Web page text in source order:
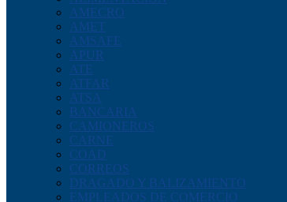
AMECRO
AMET
AMSAFE
APUR
ATE
ATFAR
ATSA
BANCARIA
CAMIONEROS
CARNE
COAD
CORREOS
DRAGADO Y BALIZAMIENTO
EMPLEADOS DE COMERCIO